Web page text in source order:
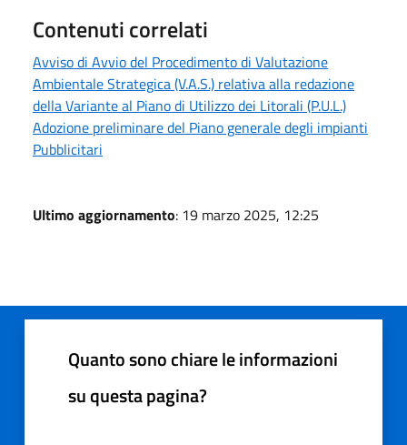
Contenuti correlati
Avviso di Avvio del Procedimento di Valutazione
Ambientale Strategica (V.A.S.) relativa alla redazione
della Variante al Piano di Utilizzo dei Litorali (P.U.L.)
Adozione preliminare del Piano generale degli impianti
Pubblicitari
Ultimo aggiornamento: 19 marzo 2025, 12:25
Quanto sono chiare le informazioni
su questa pagina?